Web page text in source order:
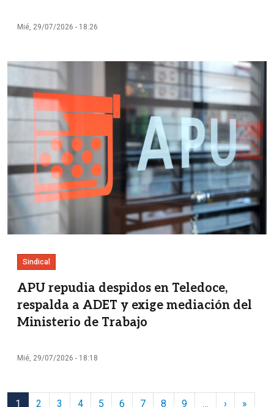
Mié, 29/07/2026 - 18:26
Imagen
Sindical
APU repudia despidos en Teledoce,
respalda a ADET y exige mediación del
Ministerio de Trabajo
Mié, 29/07/2026 - 18:18
Paginación
1 2 3 4 5 6 7 8 9 … › Siguiente
»